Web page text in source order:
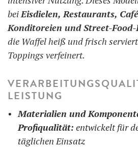
beiEisdielen, Restaurants,
Konditoreien und Street-Food-
die Waffel heiß und frisch
Toppings verfeinert.
LEISTUNG
Materialien und
Profiqualität: entwickelt für
täglichen Einsatz